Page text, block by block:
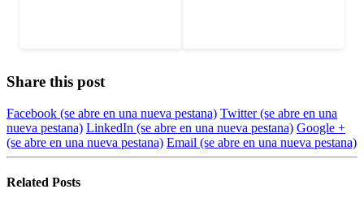
Share this post
Facebook (se abre en una nueva pestana) Twitter(se abre en una
nueva pestana) LinkedIn (se abre en una nueva pestana) Google +
(se abre en una nueva pestana) Email (se abre en una nueva pestana)
Related Posts